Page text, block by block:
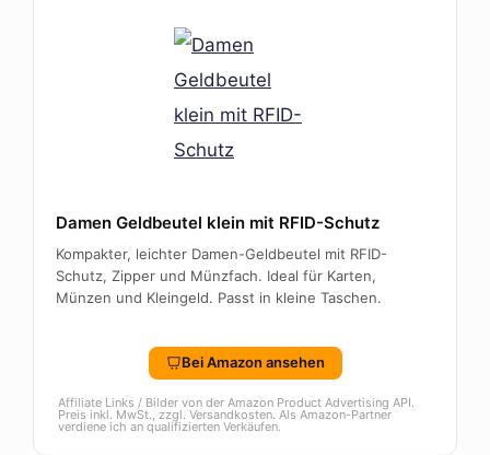
Damen Geldbeutel klein mit RFID-Schutz
Kompakter, leichter Damen-Geldbeutel mit RFID-
Schutz, Zipper und Münzfach. Ideal für Karten,
Münzen und Kleingeld. Passt in kleine Taschen.
Bei Amazon ansehen
Affiliate Links / Bilder von der Amazon Product Advertising API.
Preis inkl. MwSt., zzgl. Versandkosten. Als Amazon-Partner
verdiene ich an qualifizierten Verkäufen.